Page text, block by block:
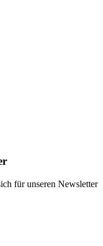
für unseren Newsletter